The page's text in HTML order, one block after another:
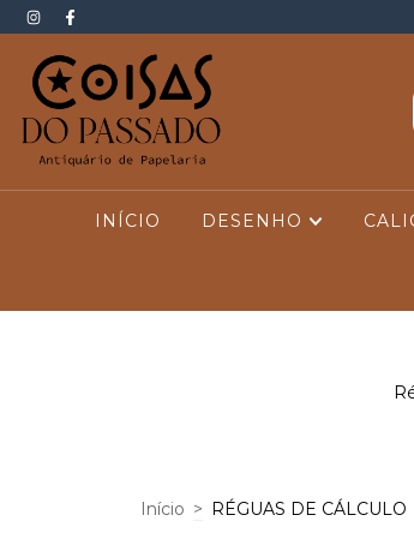
INÍCIO DESENHO
Início > RÉGUAS DE CÁLCULO